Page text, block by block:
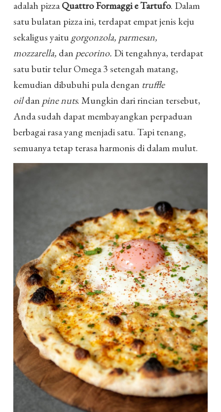
adalah pizzaQuattro Formaggi e Tartufo. Dalam
satu bulatan pizza ini, terdapat empat jenis keju
sekaligus yaitugorgonzola, parmesan,
mozzarella, dan pecorino. Di tengahnya, terdapat
satu butir telur Omega 3 setengah matang,
kemudian dibubuhi pula dengan truffle
oildan pine nuts. Mungkin dari rincian tersebut,
Anda sudah dapat membayangkan perpaduan
berbagai rasa yang menjadi satu. Tapi tenang,
semuanya tetap terasa harmonis di dalam mulut.